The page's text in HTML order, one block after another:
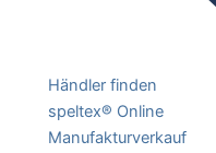
Händler finden
speltex® Online
Manufakturverkauf